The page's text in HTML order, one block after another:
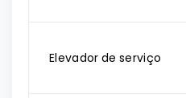
Elevador de serviço